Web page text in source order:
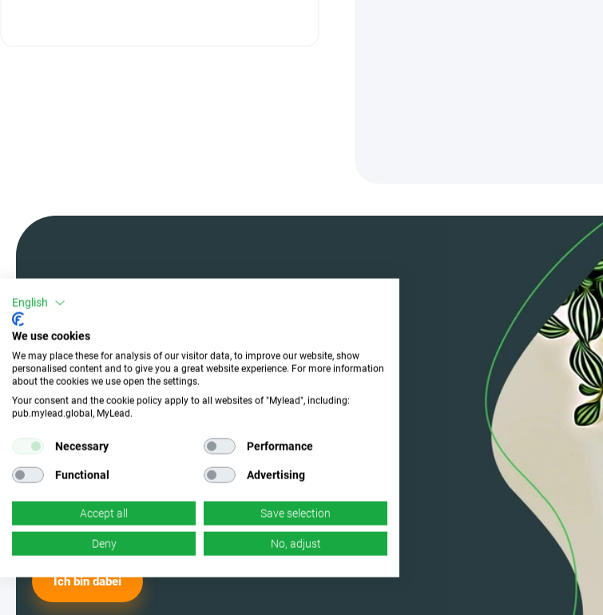
Mach mit und wähle die
perfekte Kampagne
Werde einer der MyLead-Nutzer und
wähle aus den effektivsten
Kampagnen. Ja, du hast richtig
gelesen – wir haben jede Menge
davon.
Ich bin dabei
English
We use cookies
We may place these for analysis of our visitor data, to improve our website, show
personalised content and to give you a great website experience. For more information
about the cookies we use open the settings.
Your consent and the cookie policy apply to all websites of "Mylead", including:
pub.mylead.global, MyLead.
Necessary Performance
Functional Advertising
Accept all Save selection
Deny No, adjust